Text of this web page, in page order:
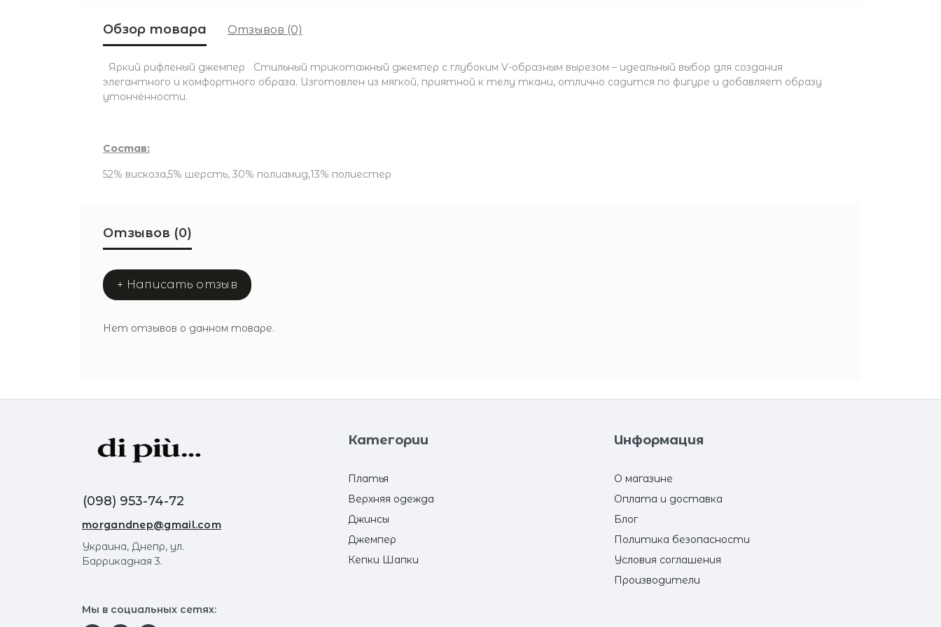
Обзор товара Отзывов (0)
Яркий рифленый джемпер Стильный трикотажный джемпер с глубоким V-образным вырезом – идеальный выбор для создания
элегантного и комфортного образа. Изготовлен из мягкой, приятной к телу ткани, отлично садится по фигуре и добавляет образу
утончённости.
Состав:
52% вискоза,5% шерсть, 30% полиамид,13% полиестер
Отзывов (0)
+ Написать отзыв
Нет отзывов о данном товаре.
(098) 953-74-72
morgandnep@gmail.com
Украина, Днепр, ул.
Баррикадная 3.
Мы в социальных сетях:
Категории
Платья
Верхняя одежда
Джинсы
Джемпер
Кепки Шапки
Информация
О магазине
Оплата и доставка
Блог
Политика безопасности
Условия соглашения
Производители